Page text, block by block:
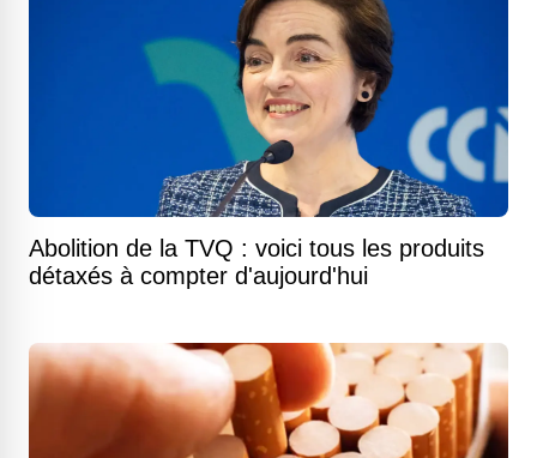
Abolition de la TVQ : voici tous les produits
détaxés à compter d'aujourd'hui